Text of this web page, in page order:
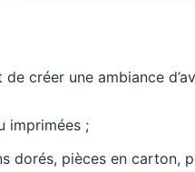
créer une ambiance
imprimées ;
dorés, pièces en carton,